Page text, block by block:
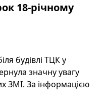
18-річному
будівлі ТЦК у
значну увагу
ЗМІ. За інформацією